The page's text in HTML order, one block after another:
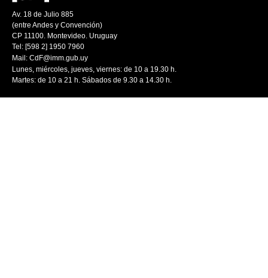
Av. 18 de Julio 885
(entre Andes y Convención)
CP 11100. Montevideo. Uruguay
Tel: [598 2] 1950 7960
Mail: CdF@imm.gub.uy
Lunes, miércoles, jueves, viernes: de 10 a 19.30 h.
Martes: de 10 a 21 h. Sábados de 9.30 a 14.30 h.